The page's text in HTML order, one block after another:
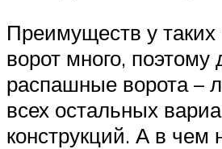
Преимуществ у таких
ворот много, поэтому
распашные ворота –
всех остальных
конструкций. А в чем